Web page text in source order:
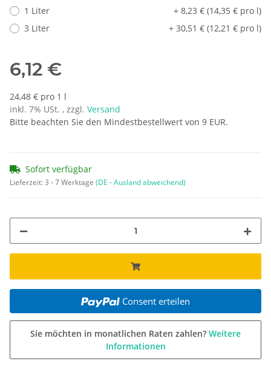
1 Liter
+ 8,23 € (14,35 € pro l)
3 Liter
+ 30,51 € (12,21 € pro l)
6,12 €
24,48 € pro 1 l
inkl. 7% USt. , zzgl. Versand
Bitte beachten Sie den Mindestbestellwert von 9 EUR.
Sofort verfügbar
Lieferzeit:3 - 7 Werktage (DE - Ausland abweichend)
Consent erteilen
Sie möchten in monatlichen Raten zahlen? Weitere
Informationen